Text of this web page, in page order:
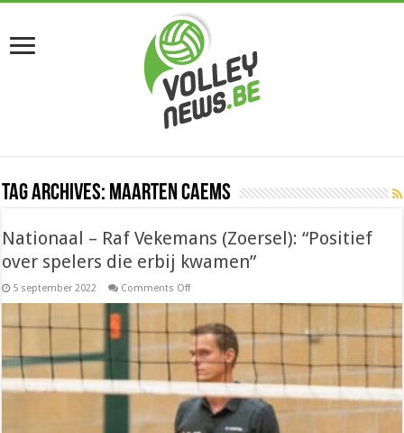
Tag Archives: Maarten Caems
Nationaal – Raf Vekemans (Zoersel): “Positief
over spelers die erbij kwamen”
5 september 2022 Comments Offon
–
Raf
Vekemans
(Zoersel):
“Positief
over
spelers
die
erbij
kwamen”